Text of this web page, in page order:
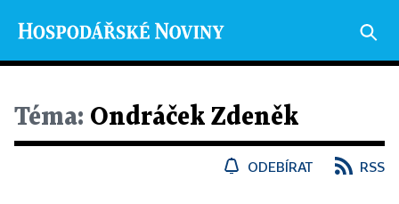
Téma: Ondráček Zdeněk
ODEBÍRAT RSS